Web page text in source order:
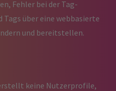
Fehler bei der Tag-
über eine webbasierte
und bereitstellen.
keine Nutzerprofile,